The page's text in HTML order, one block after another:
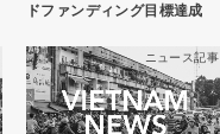
ドファンディング目標達成
ニュース記事